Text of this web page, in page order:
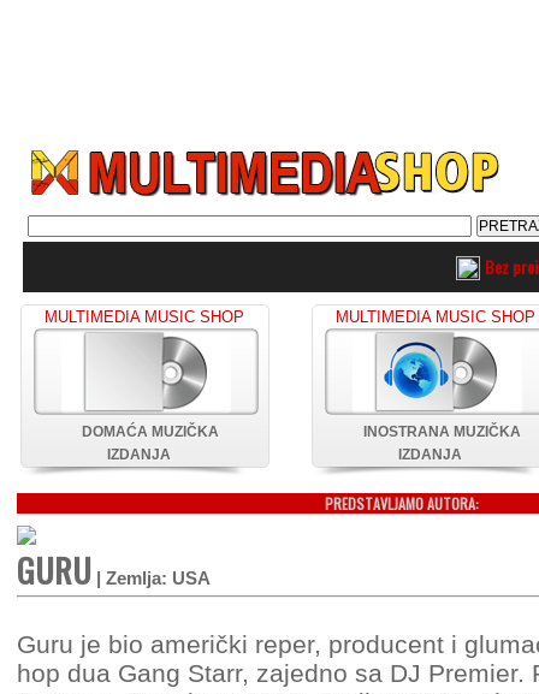
Bez
MULTIMEDIA MUSIC SHOP
DOMAĆA MUZIČKA
IZDANJA
MULTIMEDIA MUSIC SHOP
INOSTRANA MUZIČKA
IZDANJA
PREDSTAVLJAMO AUTORA:
GURU | Zemlja: USA
Guru je bio američki reper, producent i
hop dua Gang Starr, zajedno sa DJ Premier.